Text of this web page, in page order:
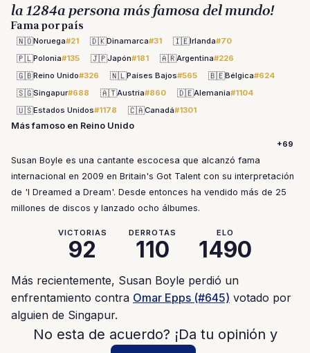
la 1284a persona más famosa del mundo!
Fama por país
🇳🇴Noruega#21 🇩🇰Dinamarca#31 🇮🇪Irlanda#70
🇵🇱Polonia#135 🇯🇵Japón#181 🇦🇷Argentina#226
🇬🇧Reino Unido#326 🇳🇱Países Bajos#565 🇧🇪Bélgica#624
🇸🇬Singapur#688 🇦🇹Austria#860 🇩🇪Alemania#1104
🇺🇸Estados Unidos#1178 🇨🇦Canadá#1301
Más famoso en Reino Unido
+69
Susan Boyle es una cantante escocesa que alcanzó fama
internacional en 2009 en Britain's Got Talent con su interpretación
de 'I Dreamed a Dream'. Desde entonces ha vendido más de 25
millones de discos y lanzado ocho álbumes.
VICTORIAS
92
DERROTAS
110
ELO
1490
Más recientemente, Susan Boyle perdió un
enfrentamiento contra Omar Epps (#645) votado por
alguien de Singapur.
No esta de acuerdo? ¡Da tu opinión y